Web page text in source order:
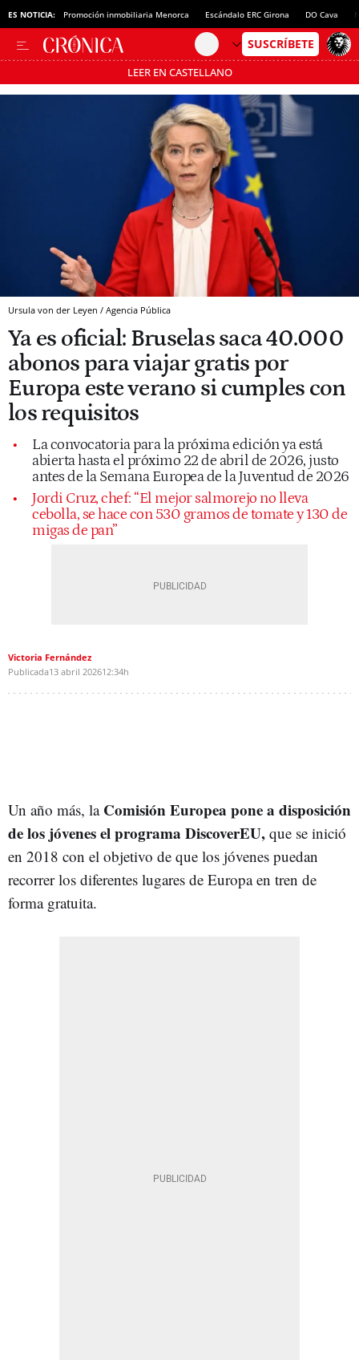
ES NOTICIA: Promoción inmobiliaria Menorca Escándalo ERC Girona DO Cava
LEER EN CASTELLANO
Pásate al MODO AHORRO
Ursula von der Leyen / Agencia Pública
Ya es oficial: Bruselas saca 40.000
abonos para viajar gratis por
Europa este verano si cumples con
los requisitos
La convocatoria para la próxima edición ya está
abierta hasta el próximo 22 de abril de 2026, justo
antes de la Semana Europea de la Juventud de 2026
Jordi Cruz, chef: “El mejor salmorejo no lleva
cebolla, se hace con 530 gramos de tomate y 130 de
migas de pan”
Victoria Fernández
Publicada13 abril 202612:34h
Un año más, la Comisión Europea pone a disposición
de los jóvenes el programa DiscoverEU, que se inició
en 2018 con el objetivo de que los jóvenes puedan
recorrer los diferentes lugares de Europa en tren de
forma gratuita.